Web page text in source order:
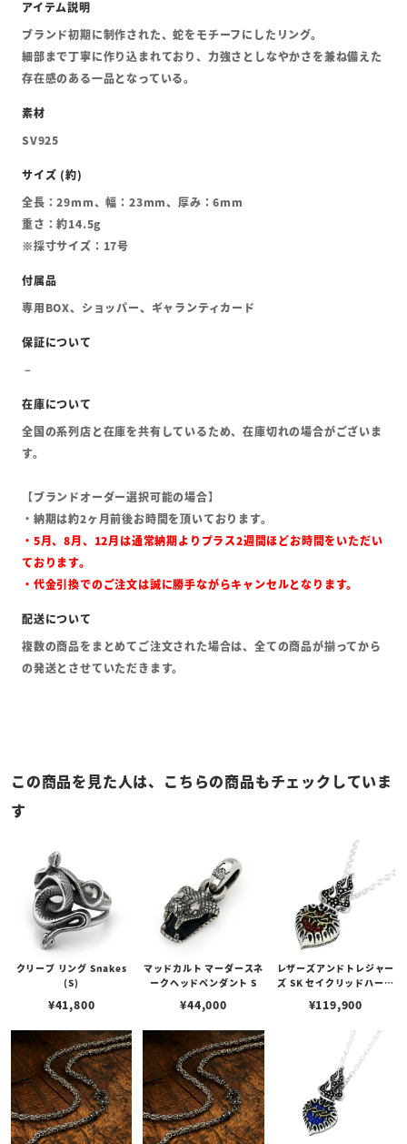
ブランド初期に制作された、蛇をモチーフにしたリング。
細部まで丁寧に作り込まれており、力強さとしなやかさを兼ね備えた
存在感のある一品となっている。
SV925
全長：29mm、幅：23mm、厚み：6mm
重さ：約14.5g
※採寸サイズ：17号
専用BOX、ショッパー、ギャランティカード
全国の系列店と在庫を共有しているため、在庫切れの場合がございま
す。
【ブランドオーダー選択可能の場合】
・納期は約2ヶ月前後お時間を頂いております。
・5月、8月、12月は通常納期よりプラス2週間ほどお時間をいただい
ております。
・代金引換でのご注文は誠に勝手ながらキャンセルとなります。
複数の商品をまとめてご注文された場合は、全ての商品が揃ってから
の発送とさせていただきます。
この商品を見た人は、こちらの商品もチェックしていま
す
クリープ リング Snakes
(S)
¥41,800
マッドカルト マーダースネ
ークヘッドペンダント S
¥44,000
レザーズアンドトレジャー
ズ SK セイクリッドハート
ディー（トップのみ）
¥119,900